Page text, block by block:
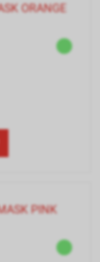
ORANGE
PINK